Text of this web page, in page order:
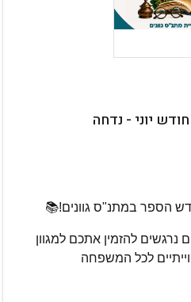
יוני - נדחה
הספר במתנ"ס גוונים!📚
לכל המשפחה